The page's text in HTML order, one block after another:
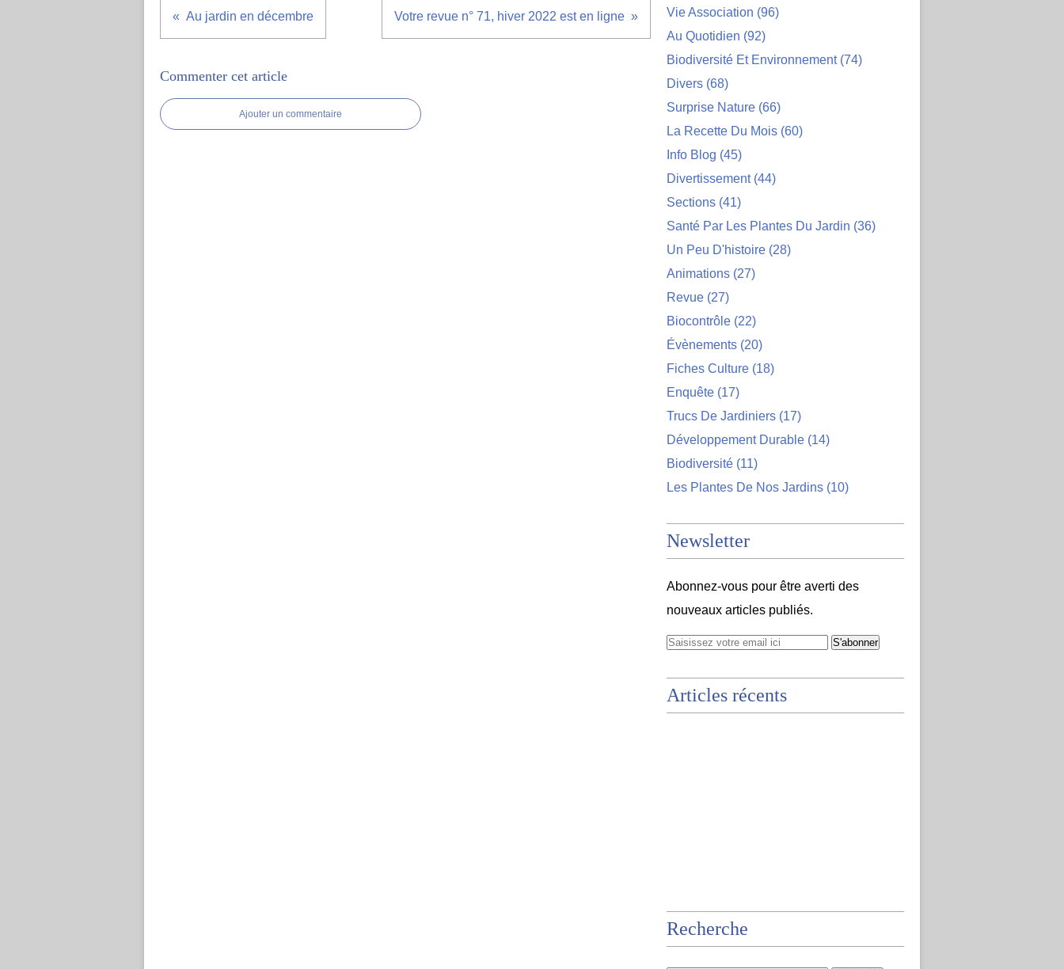
Au jardin en décembre Votre revue n° 71, hiver 2022 est en ligne
Commenter cet article
Ajouter un commentaire
Vie Association (96)
Au Quotidien (92)
Biodiversité Et Environnement(74)
Divers (68)
Surprise Nature (66)
La Recette Du Mois (60)
Info Blog (45)
Divertissement(44)
Sections (41)
Santé Par Les Plantes Du Jardin (36)
Un Peu D'histoire (28)
Animations (27)
Revue (27)
Biocontrôle (22)
Évènements (20)
Fiches Culture (18)
Enquête (17)
Trucs De Jardiniers (17)
Développement Durable (14)
Biodiversité (11)
Les Plantes De Nos Jardins (10)
Newsletter
Abonnez-vous pour être averti des
nouveaux articles publiés.
Articles récents
Recherche